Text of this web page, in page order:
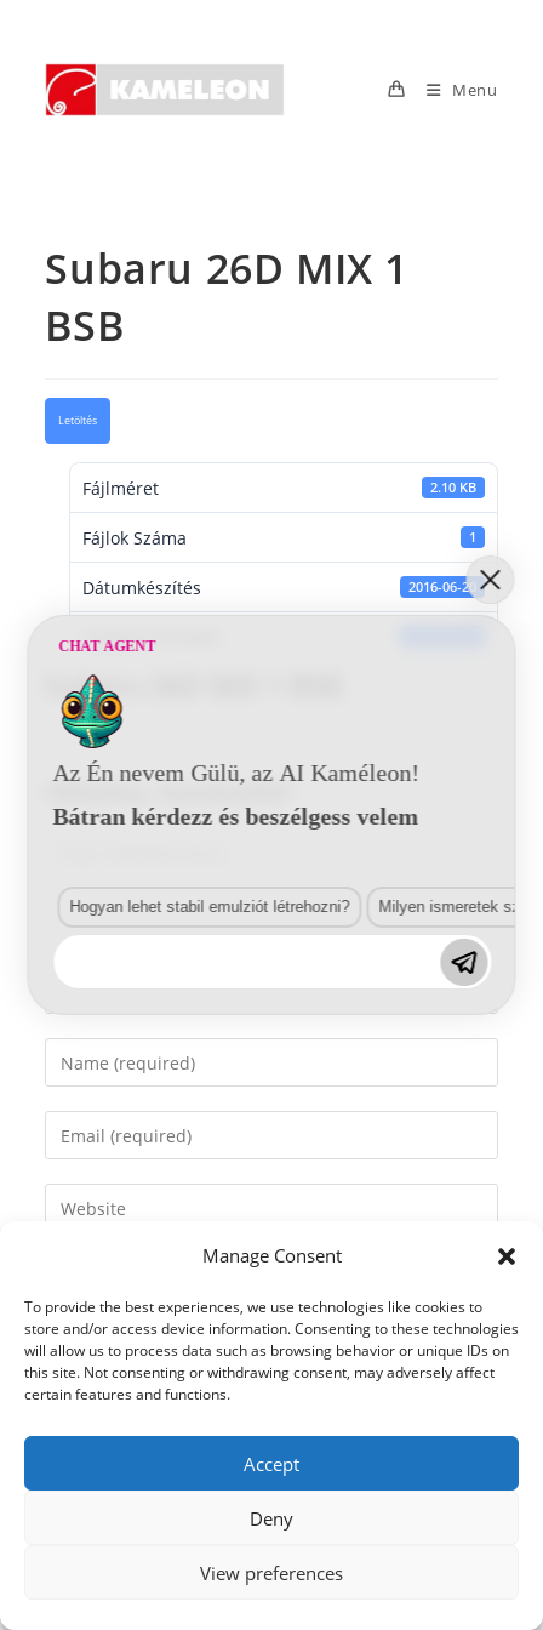
Manage Consent
To provide the best experiences, we use technologies like cookies to
store and/or access device information. Consenting to these technologies
will allow us to process data such as browsing behavior or unique IDs on
this site. Not consenting or withdrawing consent, may adversely affect
certain features and functions.
Accept
Deny
View preferences
content
Menu
Subaru 26D MIX 1
BSB
Letöltés
Fájlméret 2.10 KB
Fájlok Száma 1
Dátumkészítés 2016-06-20
Utoljára frissített
Subaru 26D MIX 1 BSB
Vélemény, hozzászólás?
Enter
your
name
Enter
your
email
address
Enter
your
(optional)
© 2021 Kaméleon Hungary Kft. Minden jog fenntartva. All rights
CHAT AGENT
Az Én nevem Gülü, az AI Kaméleon!
Bátran kérdezz és beszélgess velem
Hogyan lehet stabil emulziót létrehozni? Milyen ismeretek